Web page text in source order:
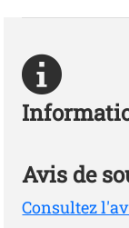
Avis de
Consultez